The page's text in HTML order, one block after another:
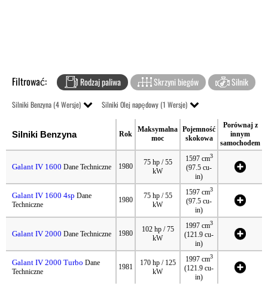
Filtrować: Rodzaj paliwa Skrzyni biegów Silnik
Silniki Benzyna (4 Wersje) Silniki Olej napędowy (1 Wersje)
Silniki Benzyna Rok
Maksymalna
moc
Pojemność
skokowa
Porównaj z
innym
samochodem
Galant IV 1600 Dane Techniczne 1980
75 hp / 55
kW
1597 cm3
(97.5 cu-
in)
Galant IV 1600 4sp Dane
Techniczne
1980
75 hp / 55
kW
1597 cm3
(97.5 cu-
in)
Galant IV 2000 Dane Techniczne 1980
102 hp / 75
kW
1997 cm3
(121.9 cu-
in)
Galant IV 2000 Turbo Dane
Techniczne
1981
170 hp / 125
kW
1997 cm3
(121.9 cu-
in)